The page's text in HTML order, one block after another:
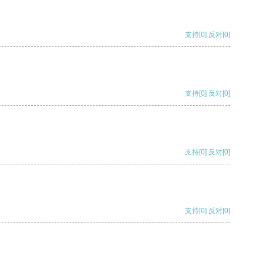
支持[0] 反对[0]
支持[0] 反对[0]
支持[0] 反对[0]
支持[0] 反对[0]